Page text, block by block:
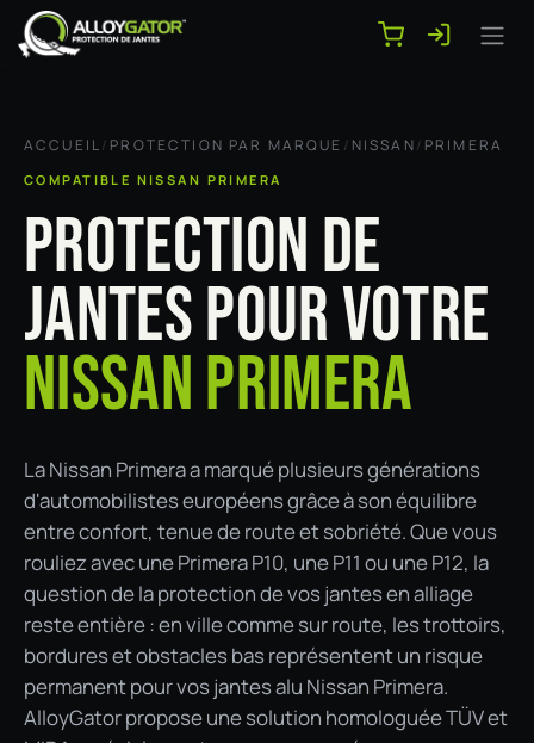
Se rendre au contenu
ACCUEIL/ PROTECTION PAR MARQUE / NISSAN/ PRIMERA
COMPATIBLE NISSAN PRIMERA
PROTECTION DE
JANTES POUR VOTRE
NISSAN PRIMERA
La Nissan Primera a marqué plusieurs générations
d'automobilistes européens grâce à son équilibre
entre confort, tenue de route et sobriété. Que vous
rouliez avec une Primera P10, une P11 ou une P12, la
question de la protection de vos jantes en alliage
reste entière : en ville comme sur route, les trottoirs,
bordures et obstacles bas représentent un risque
permanent pour vos jantes alu Nissan Primera.
AlloyGator propose une solution homologuée TÜV et